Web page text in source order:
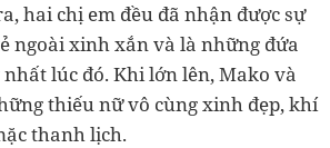
hai chị em đều đã nhận được sự
ngoài xinh xắn và là những đứa
lúc đó. Khi lớn lên, Mako và
thiếu nữ vô cùng xinh đẹp, khí
thanh lịch.